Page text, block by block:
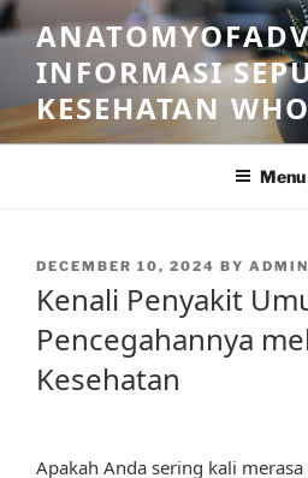
Skip
to
contentINFORMASI
KESEHATAN WHO
Menu
POSTED
DECEMBER 10, 2024 BY
Kenali Penyakit
Pencegahannya
Kesehatan
Apakah Anda sering kali